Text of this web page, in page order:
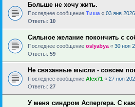
Больше не хочу жить.
Последнее сообщение Тиша « 03 янв
Ответы: 10
Сильное желание покончить с
Последнее сообщение oslyabya « 30 ноя
Ответы: 59
Не связанные мысли - совсем
Последнее сообщение Alex71 « 27 ноя
Ответы: 27
У меня синдром Аспергера. С